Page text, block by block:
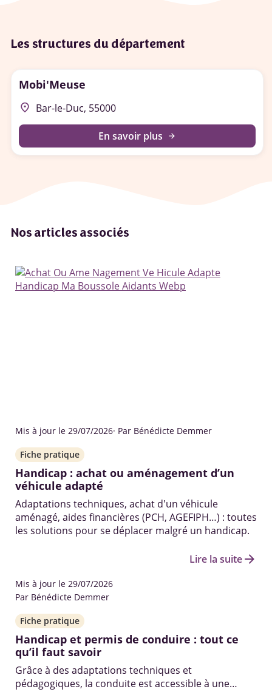
Les structures du département
Mobi'Meuse
place Bar-le-Duc, 55000
En savoir plus arrow_forward
Nos articles associés
Mis à jour le 29/07/2026· Par Bénédicte Demmer
Fiche pratique
Handicap : achat ou aménagement d’un
véhicule adapté
Adaptations techniques, achat d'un véhicule
aménagé, aides financières (PCH, AGEFIPH…) : toutes
les solutions pour se déplacer malgré un handicap.
Lire la suitearrow_forward
Mis à jour le 29/07/2026
Par Bénédicte Demmer
Fiche pratique
Handicap et permis de conduire : tout ce
qu’il faut savoir
Grâce à des adaptations techniques et
pédagogiques, la conduite est accessible à une